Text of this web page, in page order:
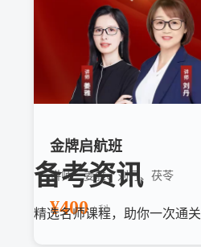
金牌启航班
讲师：姜雅、刘丹、茯苓
¥400 / 科
备考资讯
精选名师课程，助你一次通关